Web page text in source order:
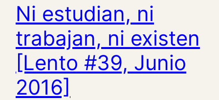
Ni estudian, ni
trabajan, ni existen
[Lento #39, Junio
2016]